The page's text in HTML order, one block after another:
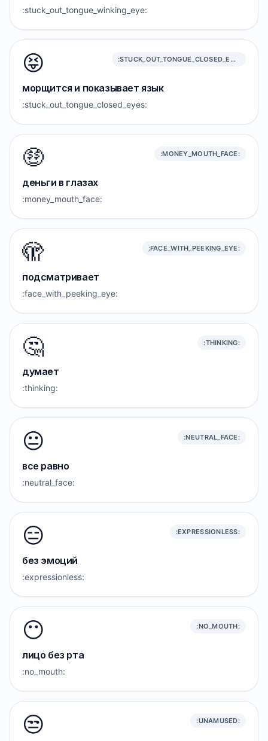
:stuck_out_tongue_winking_eye:
😝 :STUCK_OUT_TONGUE_CLOSED_EYES:
морщится и показывает язык
:stuck_out_tongue_closed_eyes:
🤑 :MONEY_MOUTH_FACE:
деньги в глазах
:money_mouth_face:
🫣 :FACE_WITH_PEEKING_EYE:
подсматривает
:face_with_peeking_eye:
🤔 :THINKING:
думает
:thinking:
😐️ :NEUTRAL_FACE:
все равно
:neutral_face:
😑 :EXPRESSIONLESS:
без эмоций
:expressionless:
😶 :NO_MOUTH:
лицо без рта
:no_mouth:
😒 :UNAMUSED: